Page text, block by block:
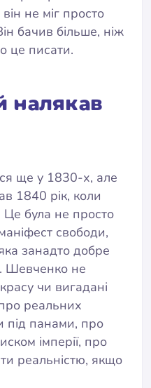
не міг просто
бачив більше, ніж
це писати.
налякав
ще у 1830-х, але
1840 рік, коли
Це була не просто
свободи,
занадто добре
Шевченко не
чи вигадані
реальних
під панами, про
імперії, про
реальністю, якщо